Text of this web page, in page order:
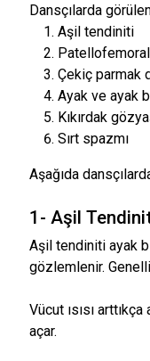
Dansçılarda
Aşil tendiniti
Çekiç parmak
Ayak ve ayak
Kıkırdak
Sırt spazmı
Aşağıda
1- Aşil
Aşil tendiniti ayak
gözlemlenir.
Vücut ısısı
açar.